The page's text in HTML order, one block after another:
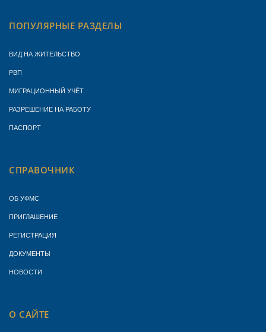
ПОПУЛЯРНЫЕ РАЗДЕЛЫ
ВИД НА ЖИТЕЛЬСТВО
РВП
МИГРАЦИОННЫЙ УЧЁТ
РАЗРЕШЕНИЕ НА РАБОТУ
ПАСПОРТ
СПРАВОЧНИК
ОБ УФМС
ПРИГЛАШЕНИЕ
РЕГИСТРАЦИЯ
ДОКУМЕНТЫ
НОВОСТИ
О САЙТЕ